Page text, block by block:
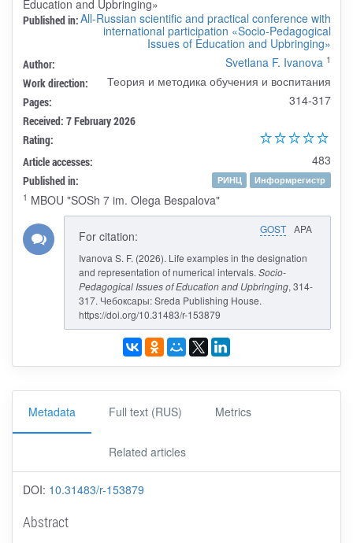
Published in:All-Russian scientific and practical conference with
international participation «Socio-Pedagogical
Issues of Education and Upbringing»
Author: Svetlana F. Ivanova 1
Work direction: Теория и методика обучения и воспитания
Pages: 314-317
Received: 7 February 2026
Rating:
Article accesses:
483
Published in: РИНЦ
Информрегистр
1 MBOU "SOSh 7 im. Olega Bespalova"
GOST APA
For citation:
Ivanova S. F. (2026). Life examples in the designation
and representation of numerical intervals. Socio-
Pedagogical Issues of Education and Upbringing, 314-
317. Чебоксары: Sreda Publishing House.
https://doi.org/10.31483/r-153879
Metadata Full text (RUS) Metrics
Related articles
DOI: 10.31483/r-153879
Abstract